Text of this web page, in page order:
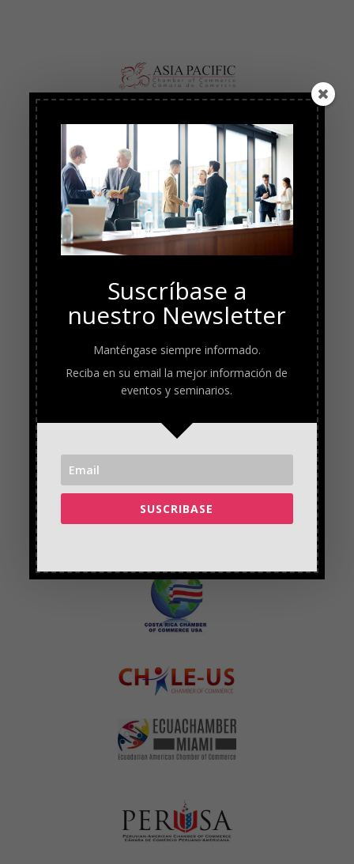
Suscríbase a
nuestro Newsletter
Manténgase siempre informado.
Reciba en su email la mejor información de
eventos y seminarios.
SUSCRIBASE